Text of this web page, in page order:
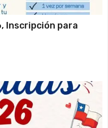
Inscripción para